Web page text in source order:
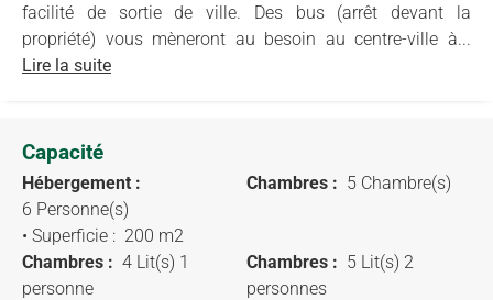
facilité de sortie de ville. Des bus (arrêt devant la
propriété) vous mèneront au besoin au centre-ville à...
Lire la suite
Capacité
Hébergement :
6 Personne(s)
• Superficie : 200 m2
Chambres : 5 Chambre(s)
Chambres : 4 Lit(s) 1
personne
Chambres : 5 Lit(s) 2
personnes